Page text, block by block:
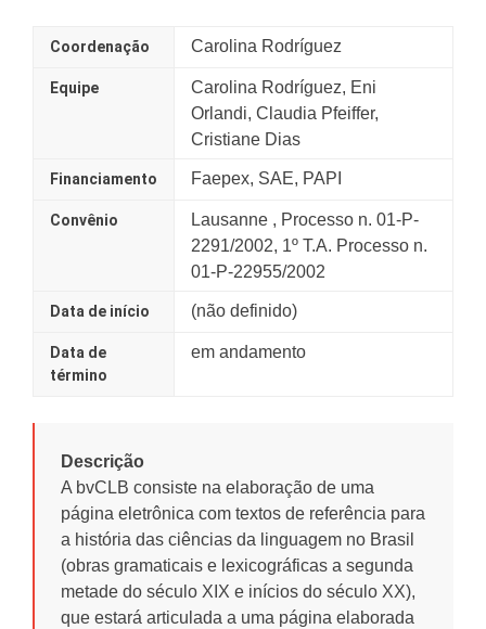
Coordenação Carolina Rodríguez
Equipe
Carolina Rodríguez, Eni
Orlandi, Claudia Pfeiffer,
Cristiane Dias
Financiamento Faepex, SAE, PAPI
Convênio
Lausanne , Processo n. 01-P-
2291/2002, 1º T.A. Processo n.
01-P-22955/2002
Data de início (não definido)
Data de
término
em andamento
Descrição
A bvCLB consiste na elaboração de uma
página eletrônica com textos de referência para
a história das ciências da linguagem no Brasil
(obras gramaticais e lexicográficas a segunda
metade do século XIX e inícios do século XX),
que estará articulada a uma página elaborada